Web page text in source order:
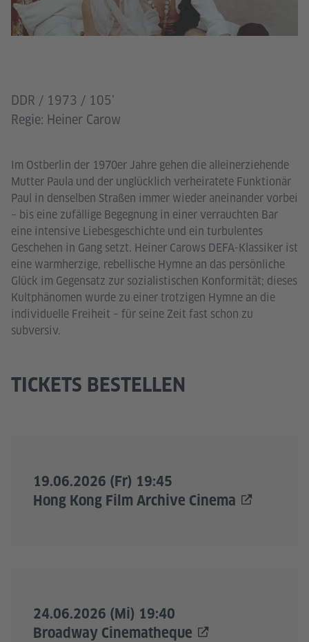
DDR / 1973 / 105’
Regie: Heiner Carow
Im Ostberlin der 1970er Jahre gehen die alleinerziehende
Mutter Paula und der unglücklich verheiratete Funktionär
Paul in denselben Straßen immer wieder aneinander vorbei
– bis eine zufällige Begegnung in einer verrauchten Bar
eine intensive Liebesgeschichte und ein turbulentes
Geschehen in Gang setzt. Heiner Carows DEFA-Klassiker ist
eine warmherzige, rebellische Hymne an das persönliche
Glück im Gegensatz zur sozialistischen Konformität; dieses
Kultphänomen wurde zu einer trotzigen Hymne an die
individuelle Freiheit – für seine Zeit fast schon zu
subversiv.
TICKETS BESTELLEN
19.06.2026 (Fr) 19:45
Hong Kong Film Archive Cinema
24.06.2026 (Mi) 19:40
Broadway Cinematheque